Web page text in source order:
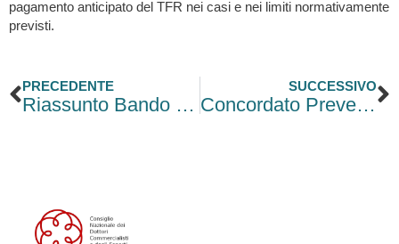
pagamento anticipato del TFR nei casi e nei limiti normativamente
previsti.
Precedente
PRECEDENTE
Riassunto Bando “Investimenti sostenibili 4.0” – 2025
SUCCESSIVO
Concordato Preventivo Biennale: i criteri per il calcolo della proposta 2025-2026